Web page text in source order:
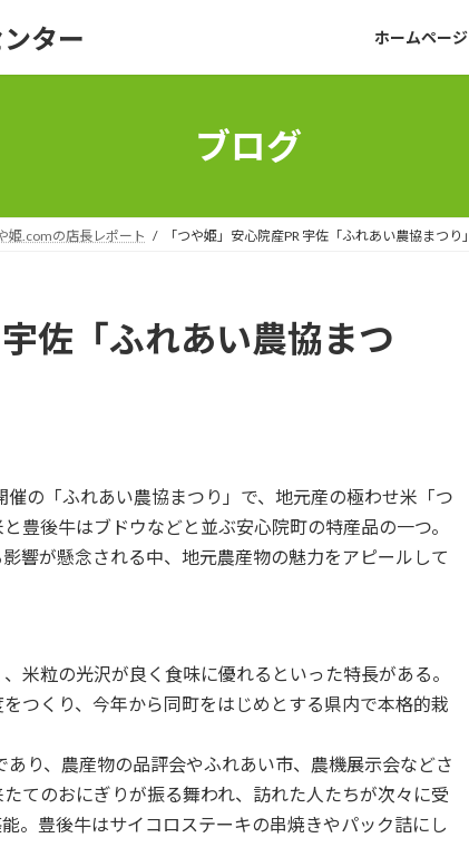
ター ホームページ
ブログ
姫.comの店長レポート 「つや姫」安心院産PR 宇佐「ふれあい農協まつり」
佐「ふれあい農協まつ
の「ふれあい農協まつり」で、地元産の極わせ米「つ
豊後牛はブドウなどと並ぶ安心院町の特産品の一つ。
響が懸念される中、地元農産物の魅力をアピールして
米粒の光沢が良く食味に優れるといった特長がある。
つくり、今年から同町をはじめとする県内で本格的栽
り、農産物の品評会やふれあい市、農機展示会などさ
てのおにぎりが振る舞われ、訪れた人たちが次々に受
。豊後牛はサイコロステーキの串焼きやパック詰にし